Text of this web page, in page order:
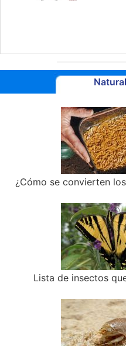
¿Cómo se convierten
Lista de insectos